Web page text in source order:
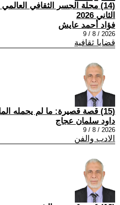
(14) مجلة الجسر الثقافي
الثاني 2026
فؤاد أحمد عايش
2026 / 8 / 9
قضايا ثقافية
(15) قصة قصيرة: ما لم يحمله الماء
داود سلمان عجاج
2026 / 8 / 9
الادب والفن